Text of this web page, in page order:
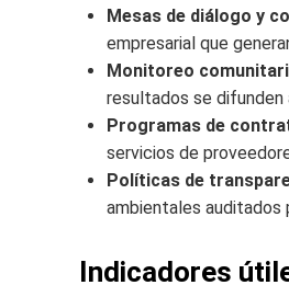
Mesas de diálogo y
empresarial que
Monitoreo
resultados se difunden
Programas de
servicios de
Políticas de
ambientales auditados
Indicadores